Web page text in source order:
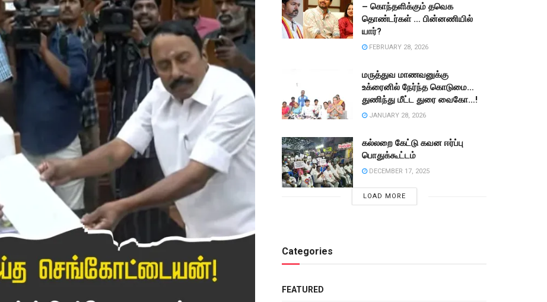
– கொந்தளிக்கும் தவெக
தொண்டர்கள் … பின்னணியில்
யார்?
FEBRUARY 28, 2026
மருத்துவ மாணவனுக்கு
உக்ரைனில் நேர்ந்த கொடுமை…
துணிந்து மீட்ட துரை வைகோ…!
JANUARY 28, 2026
கல்லறை கேட்டு கவன ஈர்ப்பு
பொதுக்கூட்டம்
DECEMBER 17, 2025
LOAD MORE
Categories
FEATURED